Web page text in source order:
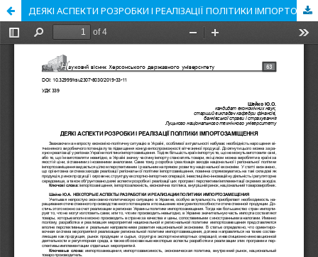
ДЕЯКІ АСПЕКТИ РОЗРОБКИ І РЕАЛІЗАЦІЇ ПОЛІТИКИ ІМПОРТОЗАМІЩЕННЯ